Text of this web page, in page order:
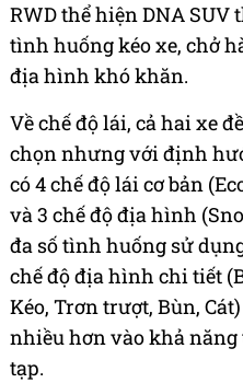
RWD thể hiện DNA SUV
tình huống kéo xe, chở
địa hình khó khăn.
Về chế độ lái, cả hai xe
chọn nhưng với định
có 4 chế độ lái cơ bản
và 3 chế độ địa hình
đa số tình huống sử
chế độ địa hình chi tiết
Kéo, Trơn trượt, Bùn,
nhiều hơn vào khả
tạp.